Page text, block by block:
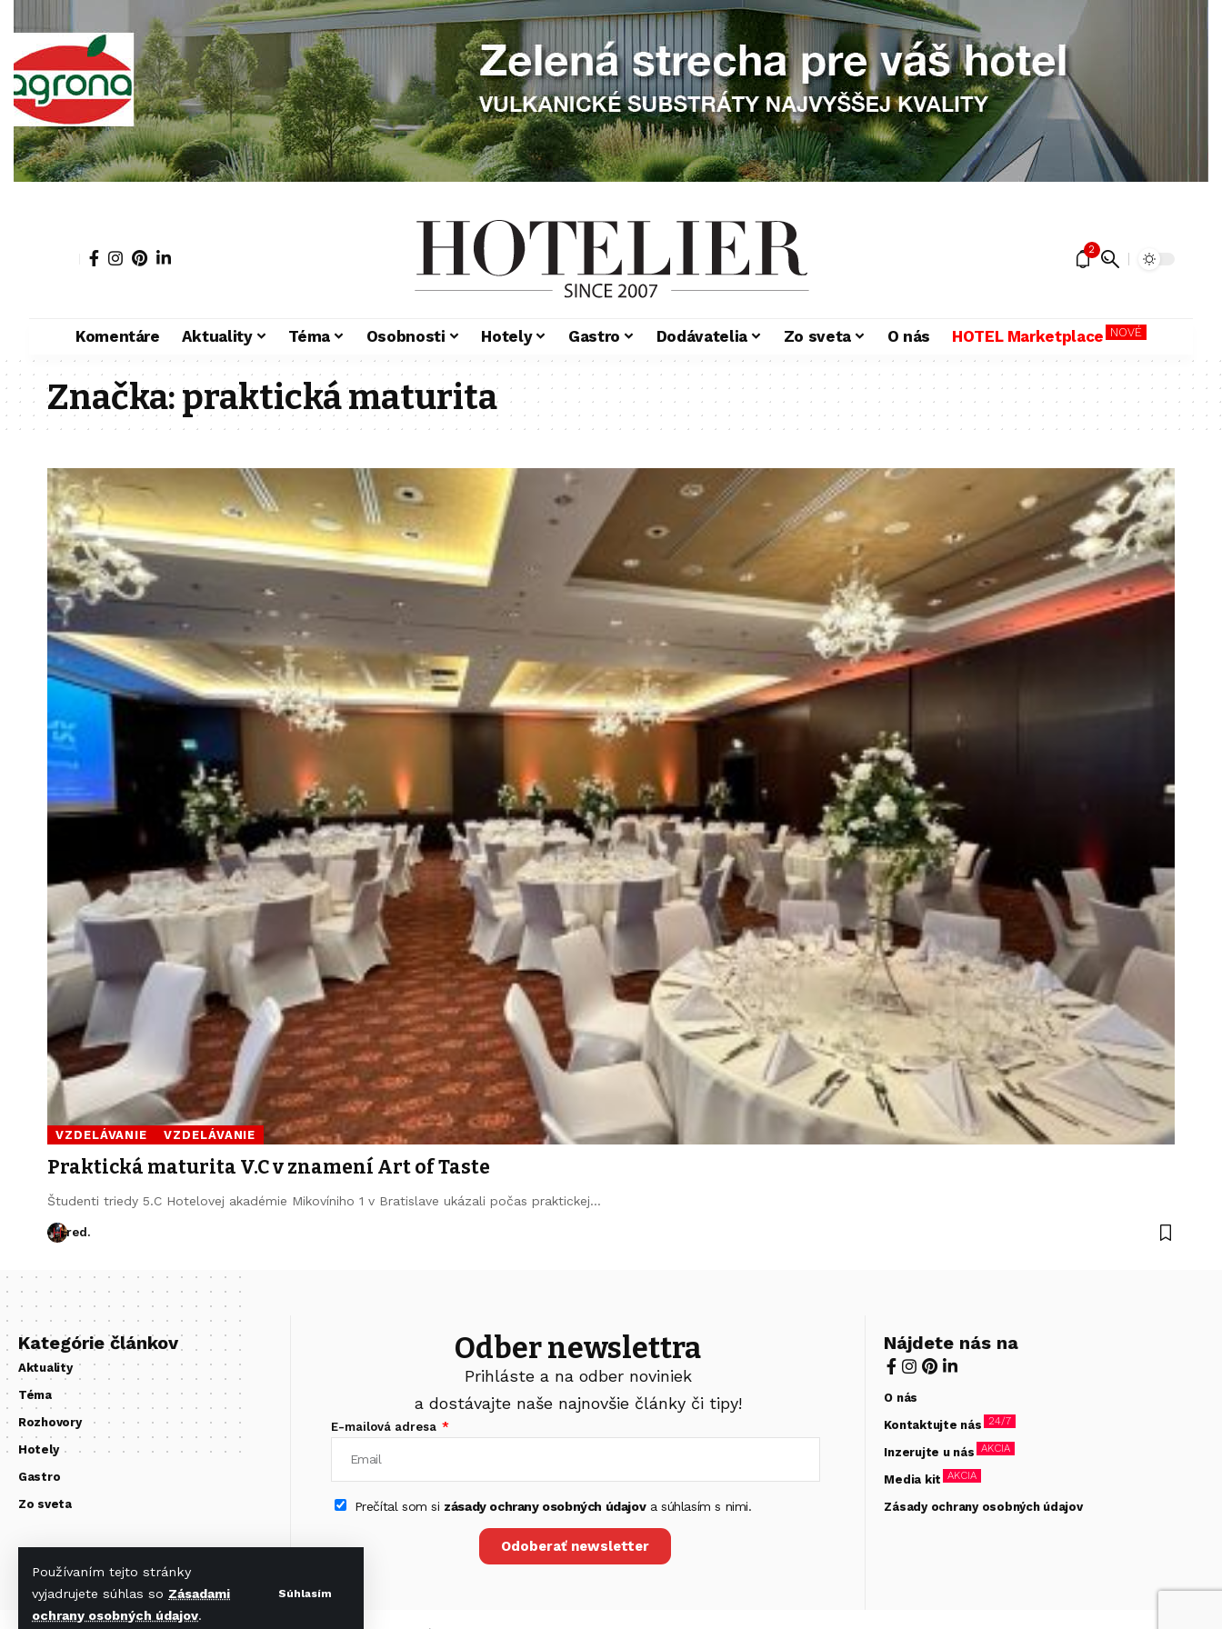
Používaním tejto stránky
vyjadrujete súhlas so Zásadami
ochrany osobných údajov.
Súhlasím
2
Komentáre Aktuality Téma Osobnosti Hotely Gastro Dodávatelia Zo sveta O nás HOTEL Marketplace NOVÉ
Značka:praktická maturita
VZDELÁVANIE VZDELÁVANIE
Praktická maturita V.C v znamení Art of Taste
Študenti triedy 5.C Hotelovej akadémie Mikovíniho 1 v Bratislave ukázali počas praktickej…
red.
Kategórie článkov
Aktuality
Téma
Rozhovory
Hotely
Gastro
Zo sveta
Odber newslettra
Prihláste a na odber noviniek
a dostávajte naše najnovšie články či tipy!
E-mailová adresa
Prečítal som si zásady ochrany osobných údajova súhlasím s nimi.
Odoberať newsletter
Nájdete nás na
O nás
Kontaktujte nás 24/7
Inzerujte u nás AKCIA
Media kit AKCIA
Zásady ochrany osobných údajov